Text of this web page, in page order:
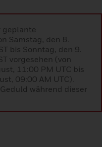
geplante
Samstag, den 8.
bis Sonntag, den 9.
vorgesehen (von
11:00 PM UTC bis
09:00 AM UTC).
während dieser